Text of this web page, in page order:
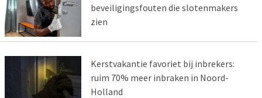
beveiligingsfouten die slotenmakers
zien
Kerstvakantie favoriet bij inbrekers:
ruim 70% meer inbraken in Noord-
Holland